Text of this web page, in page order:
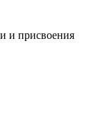
и присвоения